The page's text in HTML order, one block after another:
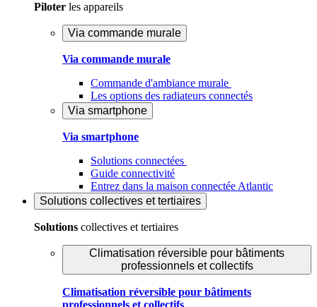
Piloter les appareils
Via commande murale
Via commande murale
Commande d'ambiance murale
Les options des radiateurs connectés
Via smartphone
Via smartphone
Solutions connectées
Guide connectivité
Entrez dans la maison connectée Atlantic
Solutions collectives et tertiaires
Solutions collectives et tertiaires
Climatisation réversible pour bâtiments
professionnels et collectifs
Climatisation réversible pour bâtiments